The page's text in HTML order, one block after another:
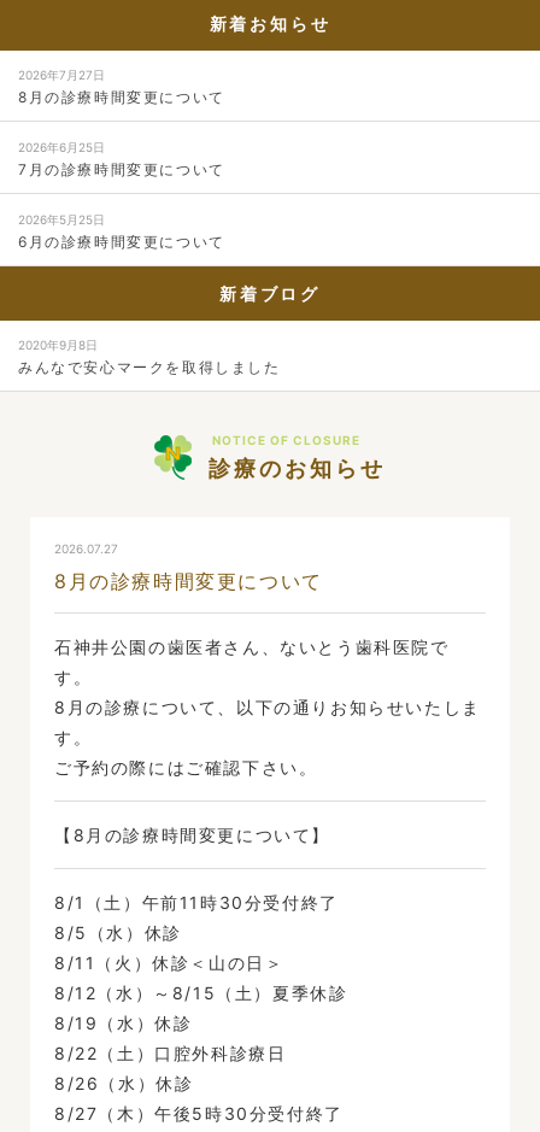
新着お知らせ
2026年7月27日
8月の診療時間変更について
2026年6月25日
7月の診療時間変更について
2026年5月25日
6月の診療時間変更について
新着ブログ
2020年9月8日
みんなで安心マークを取得しました
NOTICE OF CLOSURE
診療のお知らせ
2026.07.27
8月の診療時間変更について
石神井公園の歯医者さん、ないとう歯科医院で
す。
8月の診療について、以下の通りお知らせいたしま
す。
ご予約の際にはご確認下さい。
【8月の診療時間変更について】
8/1（土）午前11時30分受付終了
8/5（水）休診
8/11（火）休診＜山の日＞
8/12（水）～8/15（土）夏季休診
8/19（水）休診
8/22（土）口腔外科診療日
8/26（水）休診
8/27（木）午後5時30分受付終了